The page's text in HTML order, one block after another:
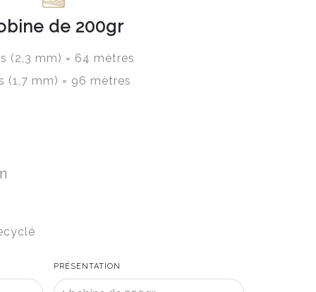
de 200gr
(2,3 mm) = 64 mètres
(1,7 mm) = 96 mètres
PRÉSENTATION